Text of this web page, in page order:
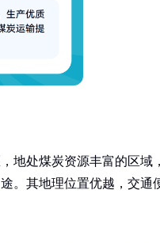
地处煤炭资源丰富的区
。其地理位置优越，交通